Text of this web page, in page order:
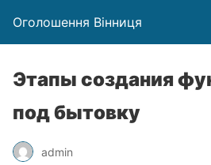
Оголошення Вінниця
Этапы создания
под бытовку
admin